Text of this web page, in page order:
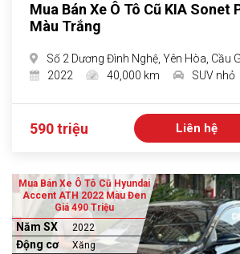
Mua Bán Xe Ô Tô Cũ KIA Sonet
Màu Trắng
Số 2 Dương Đình Nghệ, Yên Hòa, Cầu
2022
40,000 km SUV nhỏ
590 triệu Liên hệ
Mua Bán Xe Ô Tô Cũ Hyundai
Accent ATH 2022 Màu Đen
Giá 490 Triệu
Năm SX 2022
Động cơ Xăng